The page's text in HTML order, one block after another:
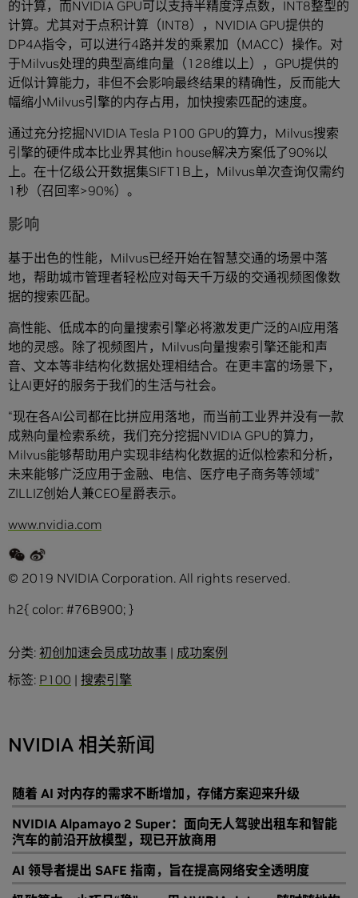
的计算，而NVIDIA GPU可以支持半精度浮点数，INT8整型的
计算。尤其对于点积计算（INT8），NVIDIA GPU提供的
DP4A指令，可以进行4路并发的乘累加（MACC）操作。对
于Milvus处理的典型高维向量（128维以上），GPU提供的
近似计算能力，非但不会影响最终结果的精确性，反而能大
幅缩小Milvus引擎的内存占用，加快搜索匹配的速度。
通过充分挖掘NVIDIA Tesla P100 GPU的算力，Milvus搜索
引擎的硬件成本比业界其他in house解决方案低了90%以
上。在十亿级公开数据集SIFT1B上，Milvus单次查询仅需约
1秒（召回率>90%）。
影响
基于出色的性能，Milvus已经开始在智慧交通的场景中落
地，帮助城市管理者轻松应对每天千万级的交通视频图像数
据的搜索匹配。
高性能、低成本的向量搜索引擎必将激发更广泛的AI应用落
地的灵感。除了视频图片，Milvus向量搜索引擎还能和声
音、文本等非结构化数据处理相结合。在更丰富的场景下，
让AI更好的服务于我们的生活与社会。
“现在各AI公司都在比拼应用落地，而当前工业界并没有一款
成熟向量检索系统，我们充分挖掘NVIDIA GPU的算力，
Milvus能够帮助用户实现非结构化数据的近似检索和分析，
未来能够广泛应用于金融、电信、医疗电子商务等领域”
ZILLIZ创始人兼CEO星爵表示。
www.nvidia.com
© 2019 NVIDIA Corporation. All rights reserved.
h2{ color: #76B900; }
分类: 初创加速会员成功故事 | 成功案例
标签: P100 | 搜索引擎
NVIDIA 相关新闻
随着 AI 对内存的需求不断增加，存储方案迎来升级
NVIDIA Alpamayo 2 Super：面向无人驾驶出租车和智能
汽车的前沿开放模型，现已开放商用
AI 领导者提出 SAFE 指南，旨在提高网络安全透明度